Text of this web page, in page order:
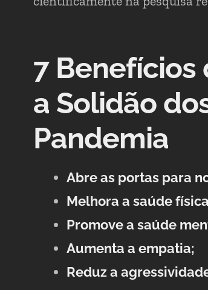
7 Benefícios
a Solidão
Pandemia
Abre as portas para
Melhora a saúde
Promove a saúde
Aumenta a empatia;
Reduz a